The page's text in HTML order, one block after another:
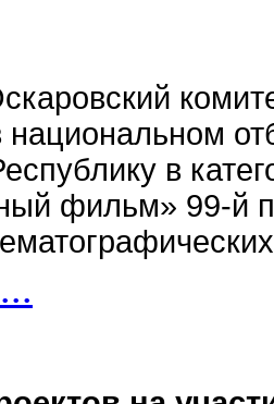
национальном
в
фильм» 99-й